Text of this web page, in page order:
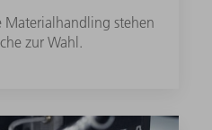
Materialhandling stehen
zur Wahl.